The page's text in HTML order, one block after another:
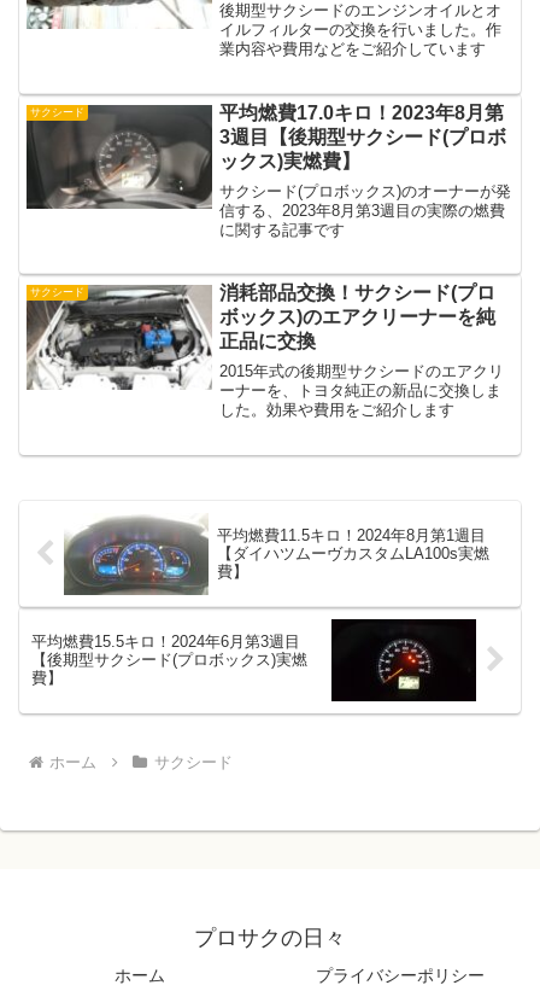
後期型サクシードのエンジンオイルとオ
イルフィルターの交換を行いました。作
業内容や費用などをご紹介しています
サクシード
平均燃費17.0キロ！2023年8月第
3週目【後期型サクシード(プロボ
ックス)実燃費】
サクシード(プロボックス)のオーナーが発
信する、2023年8月第3週目の実際の燃費
に関する記事です
サクシード
消耗部品交換！サクシード(プロ
ボックス)のエアクリーナーを純
正品に交換
2015年式の後期型サクシードのエアクリ
ーナーを、トヨタ純正の新品に交換しま
した。効果や費用をご紹介します
平均燃費11.5キロ！2024年8月第1週目
【ダイハツムーヴカスタムLA100s実燃
費】
平均燃費15.5キロ！2024年6月第3週目
【後期型サクシード(プロボックス)実燃
費】
ホーム サクシード
プロサクの日々
ホーム プライバシーポリシー